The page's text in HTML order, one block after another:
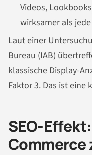
Videos,
wirksamer als
Laut einer
Bureau (IAB)
klassische Display-
Faktor 3. Das ist eine
SEO-